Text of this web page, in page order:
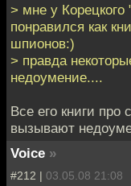
> мне у
понравился как
шпионов:)
> правда
недоумение....
Все его книги
вызывают
Voice »
#212 | 03.05.08 21:08